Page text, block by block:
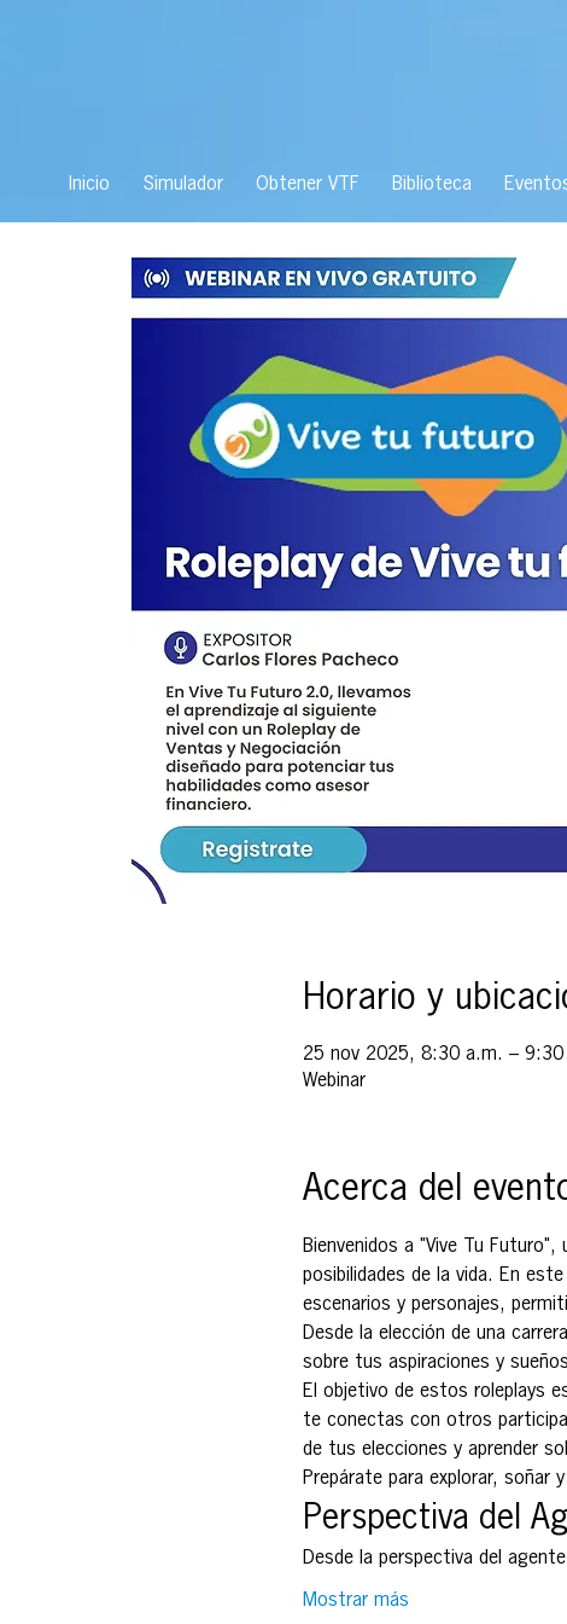
Inicio Simulador Obtener VTF Biblioteca
Horario y
25 nov 2025, 8:30 a.m. – 9:30
Webinar
Acerca del
Bienvenidos a "Vive Tu
posibilidades de la vida. En
escenarios y personajes,
Desde la elección de una
sobre tus aspiraciones y
El objetivo de estos roleplays
te conectas con otros
de tus elecciones y aprender
Prepárate para explorar, soñar
Perspectiva del
Desde la perspectiva del
Mostrar más